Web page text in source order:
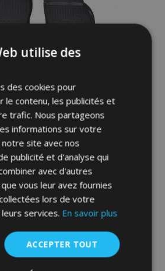
d'achats
SEAT Ateca 2016-up SUV
4 pcs
46,95 €
Au Panier
Ajouter
à la
utilise des
des cookies pour
le contenu, les publicités et
trafic. Nous partageons
informations sur votre
site avec nos
publicité et d'analyse qui
avec d'autres
vous leur avez fournies
lors de votre
services. En savoir plus
ACCEPTER TOUT